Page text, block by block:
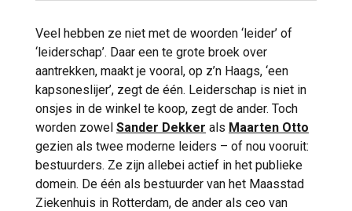
Veel hebben ze niet met de woorden ‘leider’ of
‘leiderschap’. Daar een te grote broek over
aantrekken, maakt je vooral, op z’n Haags, ‘een
kapsoneslijer’, zegt de één. Leiderschap is niet in
onsjes in de winkel te koop, zegt de ander. Toch
worden zowel Sander Dekker als Maarten Otto
gezien als twee moderne leiders – of nou vooruit:
bestuurders. Ze zijn allebei actief in het publieke
domein. De één als bestuurder van het Maasstad
Ziekenhuis in Rotterdam, de ander als ceo van